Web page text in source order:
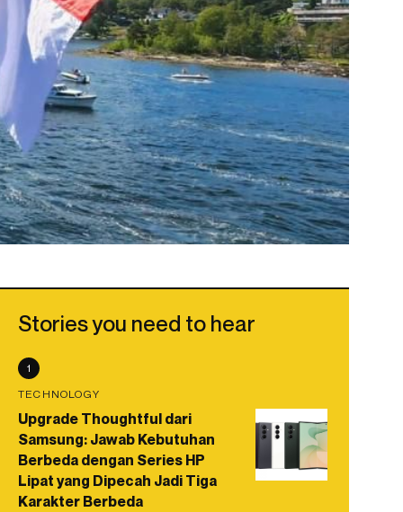
Stories you need to hear
1
TECHNOLOGY
Upgrade Thoughtful dari
Samsung: Jawab Kebutuhan
Berbeda dengan Series HP
Lipat yang Dipecah Jadi Tiga
Karakter Berbeda